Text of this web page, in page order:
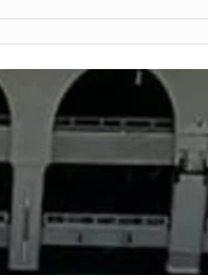
BERUBAH
CARA MENGANGSUR